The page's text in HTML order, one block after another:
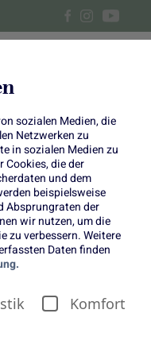
sozialen Medien, die
Netzwerken zu
in sozialen Medien zu
Cookies, die der
und dem
beispielsweise
Absprungraten der
wir nutzen, um die
zu verbessern. Weitere
Daten finden
Komfort
Tulpen
statt! Da stimmen
Benko voll zu. Und
Küchenparty“ mit
für die passende